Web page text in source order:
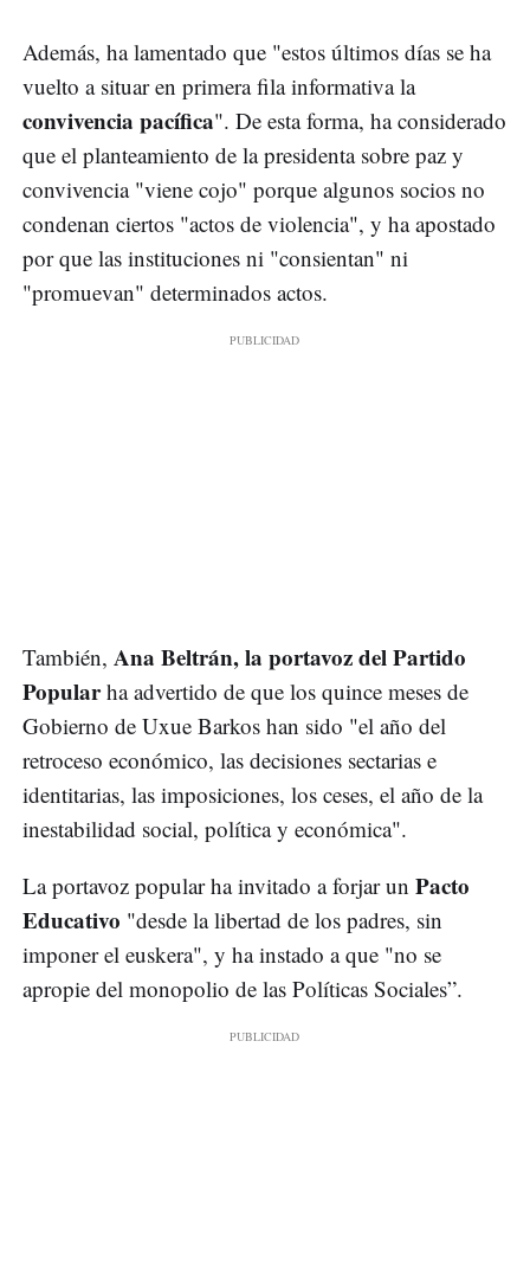
Además, ha lamentado que "estos últimos días se ha
vuelto a situar en primera fila informativa la
convivencia pacífica". De esta forma, ha considerado
que el planteamiento de la presidenta sobre paz y
convivencia "viene cojo" porque algunos socios no
condenan ciertos "actos de violencia", y ha apostado
por que las instituciones ni "consientan" ni
"promuevan" determinados actos.
También, Ana Beltrán, la portavoz del Partido
Popularha advertido de que los quince meses de
Gobierno de Uxue Barkos han sido "el año del
retroceso económico, las decisiones sectarias e
identitarias, las imposiciones, los ceses, el año de la
inestabilidad social, política y económica".
La portavoz popular ha invitado a forjar un Pacto
Educativo "desde la libertad de los padres, sin
imponer el euskera", y ha instado a que "no se
apropie del monopolio de las Políticas Sociales”.